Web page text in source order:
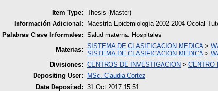
Item Type: Thesis (Master)
Información Adicional:
Maestría Epidemiología 2002-2004 Ocotal
Palabras Clave Informales: Salud materna. Hospitales
Materias: SISTEMA DE CLASIFICACION MEDICA>
SISTEMA DE CLASIFICACION MEDICA>
Divisiones: CENTROS DE INVESTIGACION > CENTRO
Depositing User:
MSc. Claudia Cortez
Date Deposited: 31 Oct 2017 15:51